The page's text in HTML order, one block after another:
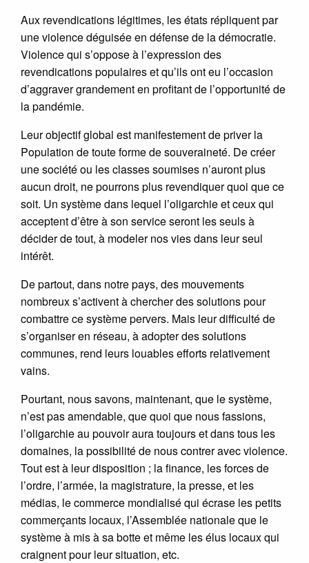
Aux revendications légitimes, les états répliquent par
une violence déguisée en défense de la démocratie.
Violence qui s’oppose à l’expression des
revendications populaires et qu’ils ont eu l’occasion
d’aggraver grandement en profitant de l’opportunité de
la pandémie.
Leur objectif global est manifestement de priver la
Population de toute forme de souveraineté. De créer
une société ou les classes soumises n’auront plus
aucun droit, ne pourrons plus revendiquer quoi que ce
soit. Un système dans lequel l’oligarchie et ceux qui
acceptent d’être à son service seront les seuls à
décider de tout, à modeler nos vies dans leur seul
intérêt.
De partout, dans notre pays, des mouvements
nombreux s’activent à chercher des solutions pour
combattre ce système pervers. Mais leur difficulté de
s’organiser en réseau, à adopter des solutions
communes, rend leurs louables efforts relativement
vains.
Pourtant, nous savons, maintenant, que le système,
n’est pas amendable, que quoi que nous fassions,
l’oligarchie au pouvoir aura toujours et dans tous les
domaines, la possibilité de nous contrer avec violence.
Tout est à leur disposition ; la finance, les forces de
l’ordre, l’armée, la magistrature, la presse, et les
médias, le commerce mondialisé qui écrase les petits
commerçants locaux, l’Assemblée nationale que le
système à mis à sa botte et même les élus locaux qui
craignent pour leur situation, etc.